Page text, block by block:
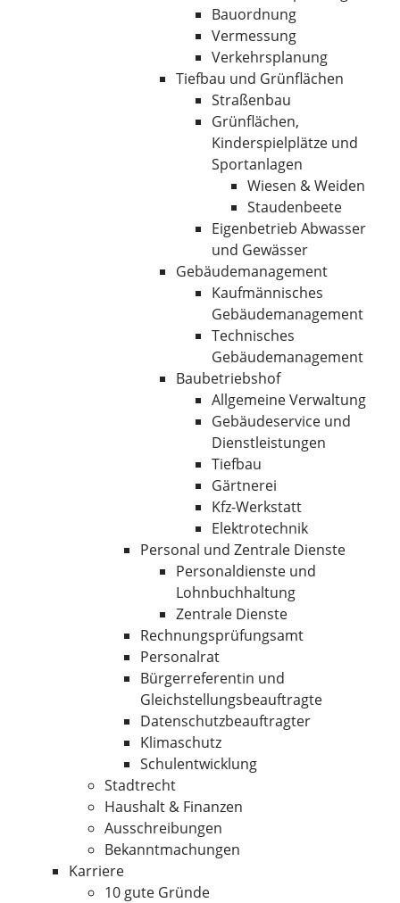
Bauordnung
Vermessung
Verkehrsplanung
Tiefbau und Grünflächen
Straßenbau
Grünflächen,
Kinderspielplätze und
Sportanlagen
Wiesen & Weiden
Staudenbeete
Eigenbetrieb Abwasser
und Gewässer
Gebäudemanagement
Kaufmännisches
Gebäudemanagement
Technisches
Gebäudemanagement
Baubetriebshof
Allgemeine Verwaltung
Gebäudeservice und
Dienstleistungen
Tiefbau
Gärtnerei
Kfz-Werkstatt
Elektrotechnik
Personal und Zentrale Dienste
Personaldienste und
Lohnbuchhaltung
Zentrale Dienste
Rechnungsprüfungsamt
Personalrat
Bürgerreferentin und
Gleichstellungsbeauftragte
Datenschutzbeauftragter
Klimaschutz
Schulentwicklung
Stadtrecht
Haushalt & Finanzen
Ausschreibungen
Bekanntmachungen
Karriere
10 gute Gründe